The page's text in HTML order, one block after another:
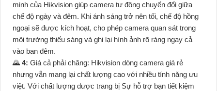
minh của Hikvision giúp camera tự động chuyển đổi giữa
chế độ ngày và đêm. Khi ánh sáng trở nên tối, chế độ hồng
ngoại sẽ được kích hoạt, cho phép camera quan sát trong
môi trường thiếu sáng và ghi lại hình ảnh rõ ràng ngay cả
vào ban đêm.
🌄 4: Giá cả phải chăng: Hikvision dòng camera giá rẻ
nhưng vẫn mang lại chất lượng cao với nhiều tính năng ưu
việt. Với chất lượng được trang bị Sự hỗ trợ bạn tiết kiệm